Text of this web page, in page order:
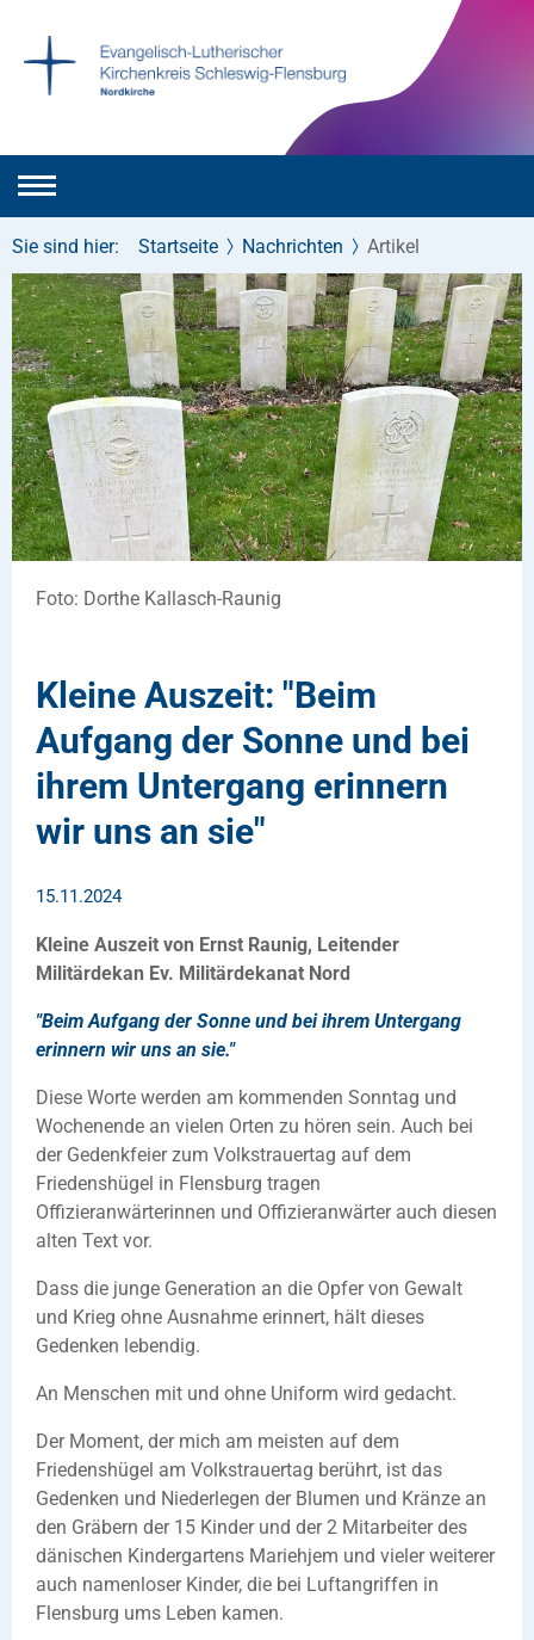
Sie sind hier: Startseite Nachrichten Artikel
Foto: Dorthe Kallasch-Raunig
Kleine Auszeit: "Beim
Aufgang der Sonne und bei
ihrem Untergang erinnern
wir uns an sie"
15.11.2024
Kleine Auszeit von Ernst Raunig, Leitender
Militärdekan Ev. Militärdekanat Nord
"Beim Aufgang der Sonne und bei ihrem Untergang
erinnern wir uns an sie."
Diese Worte werden am kommenden Sonntag und
Wochenende an vielen Orten zu hören sein. Auch bei
der Gedenkfeier zum Volkstrauertag auf dem
Friedenshügel in Flensburg tragen
Offizieranwärterinnen und Offizieranwärter auch diesen
alten Text vor.
Dass die junge Generation an die Opfer von Gewalt
und Krieg ohne Ausnahme erinnert, hält dieses
Gedenken lebendig.
An Menschen mit und ohne Uniform wird gedacht.
Der Moment, der mich am meisten auf dem
Friedenshügel am Volkstrauertag berührt, ist das
Gedenken und Niederlegen der Blumen und Kränze an
den Gräbern der 15 Kinder und der 2 Mitarbeiter des
dänischen Kindergartens Mariehjem und vieler weiterer
auch namenloser Kinder, die bei Luftangriffen in
Flensburg ums Leben kamen.